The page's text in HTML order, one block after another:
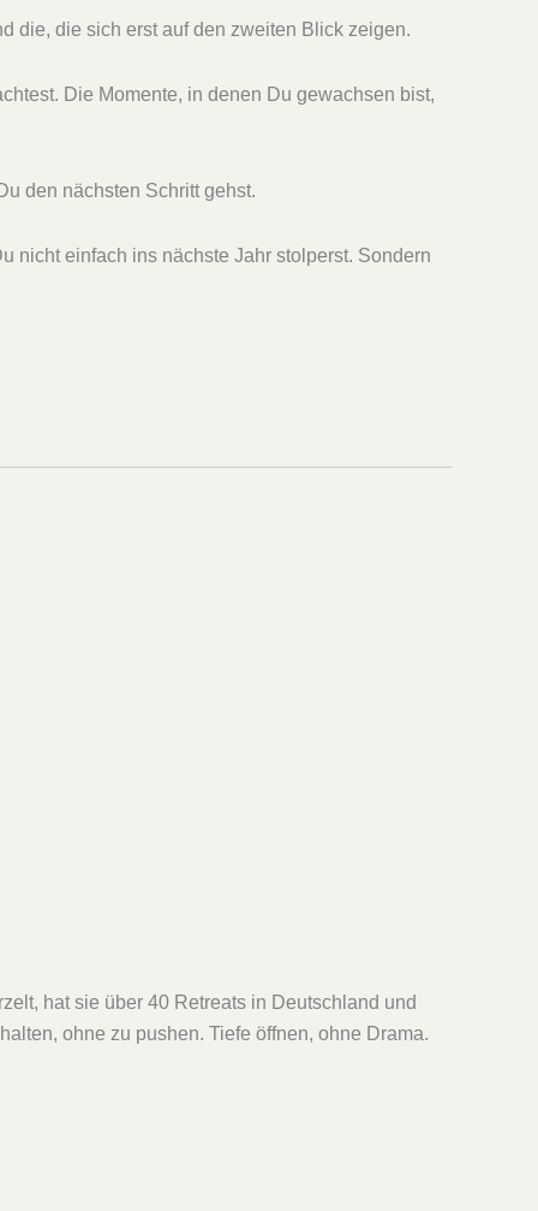
die, die sich erst auf den zweiten Blick zeigen.
Die Momente, in denen Du gewachsen bist,
den nächsten Schritt gehst.
nicht einfach ins nächste Jahr stolperst. Sondern
hat sie über 40 Retreats in Deutschland und
ohne zu pushen. Tiefe öffnen, ohne Drama.